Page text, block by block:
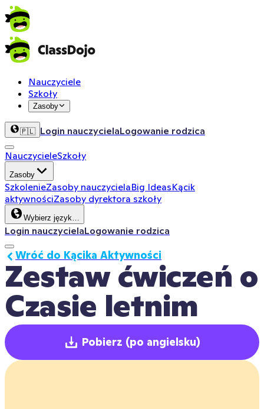
Nauczyciele
Szkoły
Zasoby
🇵🇱 Login nauczycielaLogowanie rodzica
NauczycieleSzkoły
Zasoby
SzkolenieZasoby nauczycielaBig IdeasKącik
aktywnościZasoby dyrektora szkoły
Wybierz język…
Login nauczycielaLogowanie rodzica
Zestaw ćwiczeń o
Czasie letnim
Wróć do Kącika Aktywności
Pobierz (po angielsku)